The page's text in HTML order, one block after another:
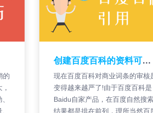
的
创建百度百科的资料可以引用的站点攻略
现在百度百科对商业词条的审核
变得越来越严了!由于百度百科是
Baidu自家产品，在百度自然搜
结果都是排在前列，理所当然百